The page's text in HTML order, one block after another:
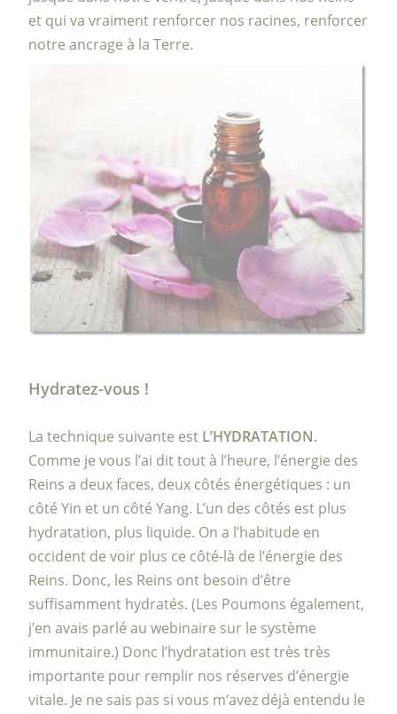
et qui va vraiment renforcer nos racines, renforcer
notre ancrage à la Terre.
Hydratez-vous !
La technique suivante est L’HYDRATATION.
Comme je vous l’ai dit tout à l’heure, l’énergie des
Reins a deux faces, deux côtés énergétiques : un
côté Yin et un côté Yang. L’un des côtés est plus
hydratation, plus liquide. On a l’habitude en
occident de voir plus ce côté-là de l’énergie des
Reins. Donc, les Reins ont besoin d’être
suffisamment hydratés. (Les Poumons également,
j’en avais parlé au webinaire sur le système
immunitaire.) Donc l’hydratation est très très
importante pour remplir nos réserves d’énergie
vitale. Je ne sais pas si vous m’avez déjà entendu le